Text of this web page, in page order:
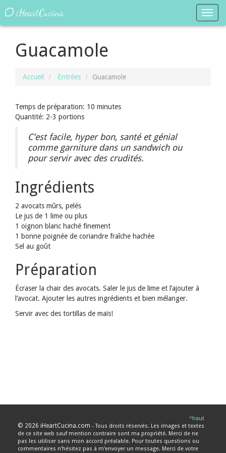
iHeartCucina
Guacamole
Accueil Entrées Guacamole
Temps de préparation: 10 minutes
Quantité: 2-3 portions
C’est facile, hyper bon, santé et génial
comme garniture dans un sandwich ou
pour servir avec des crudités.
Ingrédients
2 avocats mûrs, pelés
Le jus de 1 lime ou plus
1 oignon blanc haché finement
1 bonne poignée de coriandre fraîche hachée
Sel au goût
Préparation
Écraser la chair des avocats. Saler le jus de lime et l’ajouter à
l’avocat. Ajouter les autres ingrédients et bien mélanger.
Servir avec des tortillas de maïs!
^haut
© 2026 iHeartCucina.com - Tous droits réservés. Les images et textes
de ce site web sauf mention contraire sont ma propriété. Merci de ne
pas les utiliser sans mon accord préalable. Pour toutes questions ou
commentaires n’hésitez pas à m’envoyer un message. Merci de votre